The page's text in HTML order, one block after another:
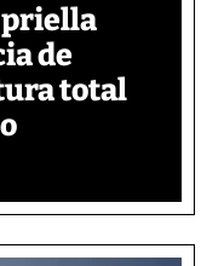
de
total